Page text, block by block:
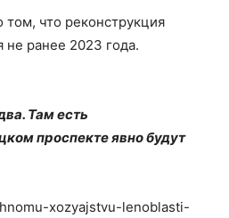
что реконструкция
ранее 2023 года.
Там есть
проспекте явно будут
xozyajstvu-lenoblasti-